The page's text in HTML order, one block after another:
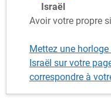
Israël
Avoir votre propre
Mettez une
Israël sur votre
correspondre à